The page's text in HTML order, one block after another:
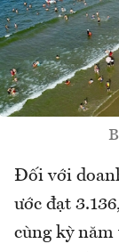
Đối với
ước đạt
cùng kỳ